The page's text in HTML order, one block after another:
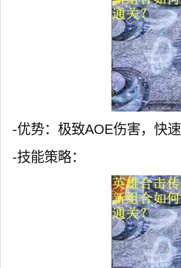
-优势：极致AOE伤害，快速
-技能策略：